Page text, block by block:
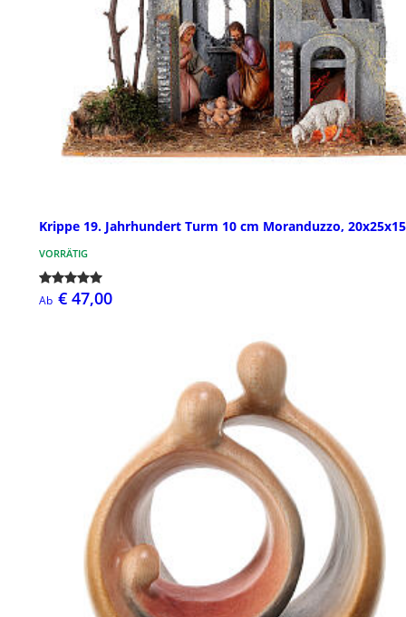
Krippe 19. Jahrhundert Turm 10 cm Moranduzzo,
VORRÄTIG
Ab € 47,00